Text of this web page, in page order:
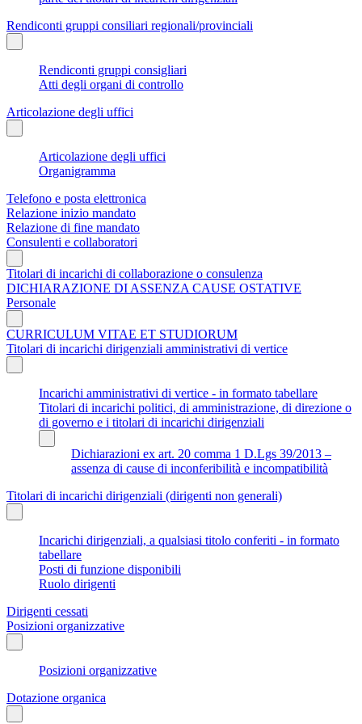
Rendiconti gruppi consiliari regionali/provinciali
Rendiconti gruppi consigliari
Atti degli organi di controllo
Articolazione degli uffici
Articolazione degli uffici
Organigramma
Telefono e posta elettronica
Relazione inizio mandato
Relazione di fine mandato
Consulenti e collaboratori
Titolari di incarichi di collaborazione o consulenza
DICHIARAZIONE DI ASSENZA CAUSE OSTATIVE
Personale
CURRICULUM VITAE ET STUDIORUM
Titolari di incarichi dirigenziali amministrativi di vertice
Incarichi amministrativi di vertice - in formato tabellare
Titolari di incarichi politici, di amministrazione, di direzione o
di governo e i titolari di incarichi dirigenziali
Dichiarazioni ex art. 20 comma 1 D.Lgs 39/2013 –
assenza di cause di inconferibilità e incompatibilità
Titolari di incarichi dirigenziali (dirigenti non generali)
Incarichi dirigenziali, a qualsiasi titolo conferiti - in formato
tabellare
Posti di funzione disponibili
Ruolo dirigenti
Dirigenti cessati
Posizioni organizzative
Posizioni organizzative
Dotazione organica